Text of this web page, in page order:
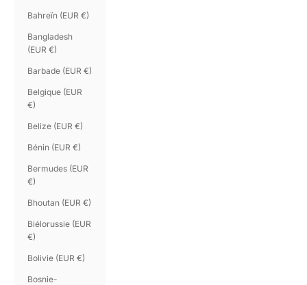
Bahreïn (EUR €)
Bangladesh
(EUR €)
Barbade (EUR €)
Belgique (EUR
€)
Belize (EUR €)
Bénin (EUR €)
Bermudes (EUR
€)
Bhoutan (EUR €)
Biélorussie (EUR
€)
Bolivie (EUR €)
Bosnie-